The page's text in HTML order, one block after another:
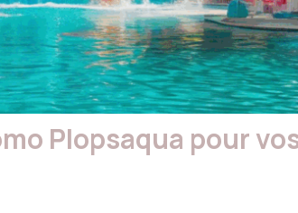
Plopsaqua pour